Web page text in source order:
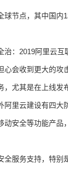
节点，其中国内
会收到更大的
尤其是在上线
里云建设有四
安全等功能产品
服务支持，特